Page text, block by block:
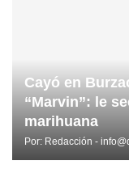
Cayó en
“Marvin”: le
marihuana
Por: Redacción -